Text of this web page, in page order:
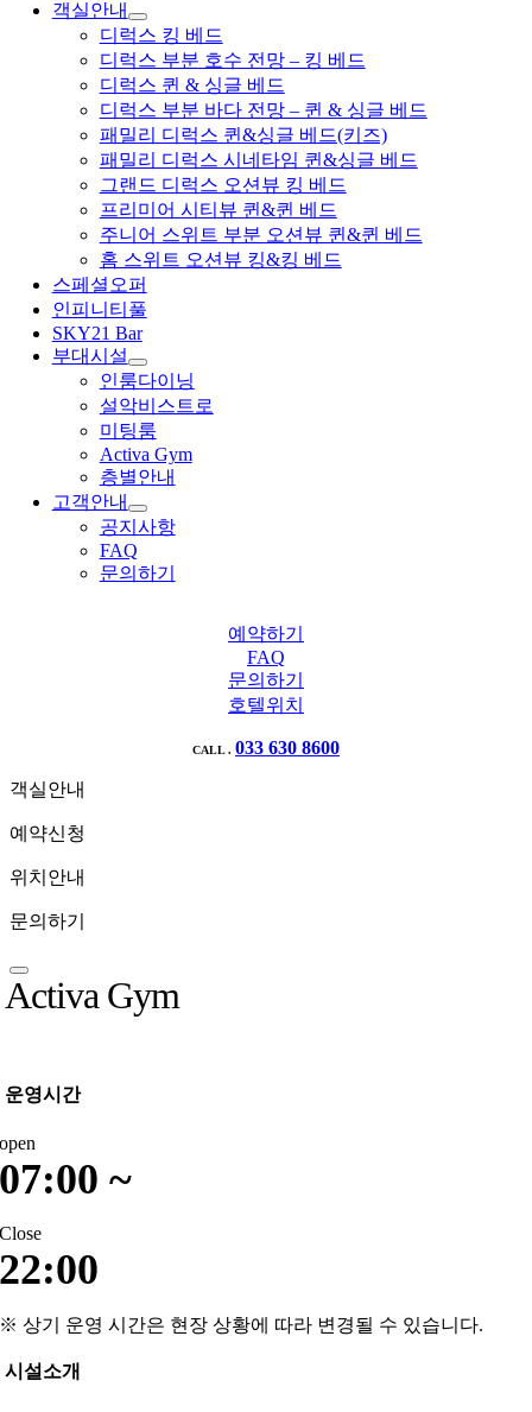
객실안내
디럭스 킹 베드
디럭스 부분 호수 전망 – 킹 베드
디럭스 퀸 & 싱글 베드
디럭스 부분 바다 전망 – 퀸 & 싱글 베드
패밀리 디럭스 퀸&싱글 베드(키즈)
패밀리 디럭스 시네타임 퀸&싱글 베드
그랜드 디럭스 오션뷰 킹 베드
프리미어 시티뷰 퀸&퀸 베드
주니어 스위트 부분 오션뷰 퀸&퀸 베드
홈 스위트 오션뷰 킹&킹 베드
스페셜오퍼
인피니티풀
SKY21 Bar
부대시설
인룸다이닝
설악비스트로
미팅룸
Activa Gym
층별안내
고객안내
공지사항
FAQ
문의하기
예약하기
FAQ
문의하기
호텔위치
CALL . 033 630 8600
객실안내
예약신청
위치안내
문의하기
Activa Gym
운영시간
open
07:00 ~
Close
22:00
※ 상기 운영 시간은 현장 상황에 따라 변경될 수 있습니다.
시설소개